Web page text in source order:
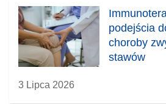
podejścia
choroby
stawów
3 Lipca 2026